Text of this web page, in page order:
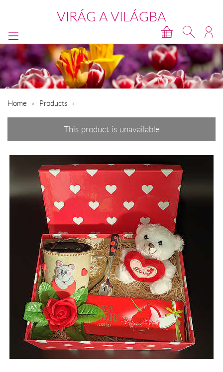
VIRÁG A VILÁGBA
Home Products
This product is unavailable